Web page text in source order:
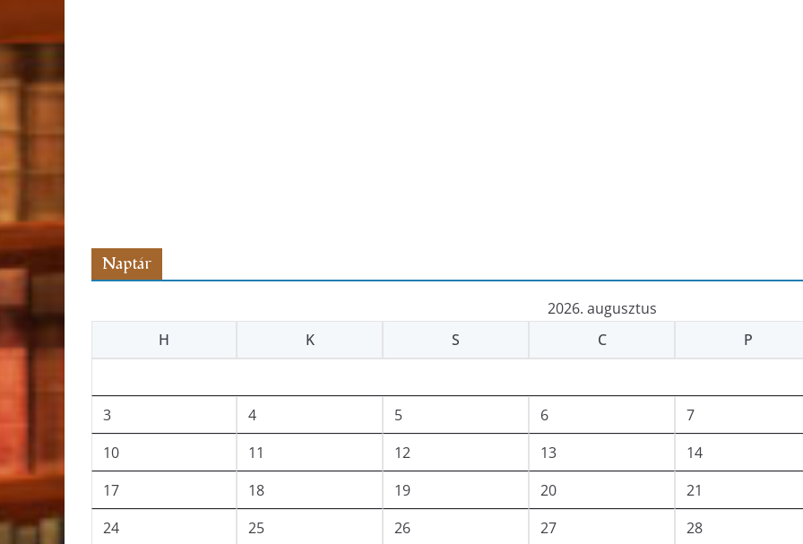
Naptár
2026. augusztus
H
K S C P
3
4 5 6 7
10
11 12 13 14
17
18 19 20 21
24
25 26 27 28